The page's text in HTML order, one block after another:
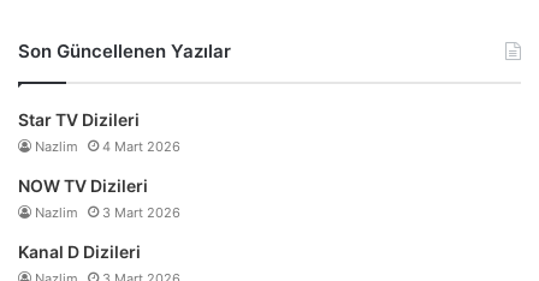
Son Güncellenen Yazılar
Star TV Dizileri
Nazlim 4 Mart 2026
NOW TV Dizileri
Nazlim 3 Mart 2026
Kanal D Dizileri